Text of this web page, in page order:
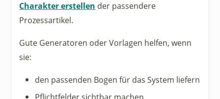
Charakter erstellen der passendere
Prozessartikel.
Gute Generatoren oder Vorlagen helfen, wenn
sie:
den passenden Bogen für das System liefern
Pflichtfelder sichtbar machen